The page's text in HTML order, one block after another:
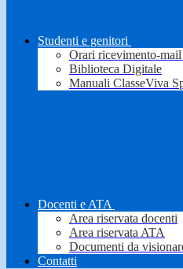
Studenti e genitori
Orari ricevimento-
Biblioteca Digitale
Manuali ClasseViva
Docenti e ATA
Area riservata docenti
Area riservata ATA
Documenti da
Contatti